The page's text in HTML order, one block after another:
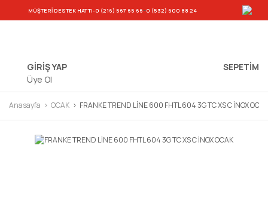
MÜŞTERİ DESTEK HATTI-0 (216) 567 65 66-0 (532) 600 88 24
GİRİŞ YAP
Üye Ol
SEPETIM
Anasayfa OCAK FRANKE TREND LİNE 600 FHTL 604 3G TC XS C İNOX OCAK